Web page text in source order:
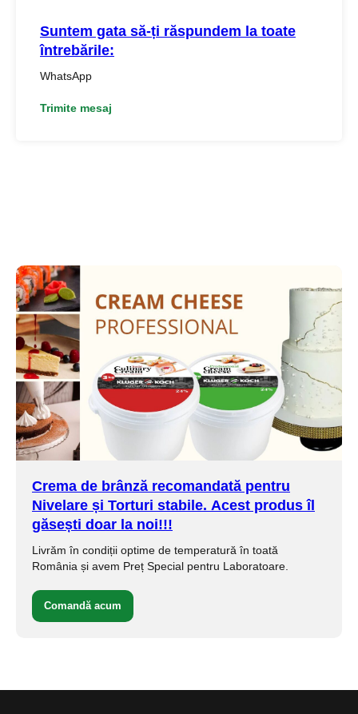
Suntem gata să-ți răspundem la toate
întrebările:
WhatsApp
Trimite mesaj
Crema de brânză recomandată pentru
Nivelare și Torturi stabile. Acest produs îl
găsești doar la noi!!!
Livrăm în condiții optime de temperatură în toată
România și avem Preț Special pentru Laboratoare.
Comandă acum